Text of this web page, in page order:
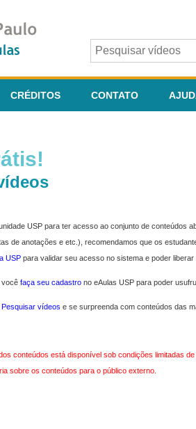
CRÉDITOS CONTATO
USP para ter acesso ao conjunto de conteúdos
de anotações e etc.), recomendamos que os
USP para validar seu acesso no sistema e poder
você faça seu cadastro no eAulas USP para poder
Pesquisar vídeos e se surpreenda com conteúdos das
conteúdos está disponível sob condições limitadas de
sobre os conteúdos para o público externo.